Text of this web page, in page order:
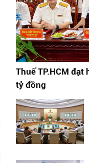
Thuế TP.HCM
tỷ đồng